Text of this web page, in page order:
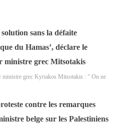
solution sans la défaite
du Hamas’, déclare le
ministre grec Mitsotakis
ministre grec Kyriakos Mitsotakis : " On ne
contre les remarques
belge sur les Palestiniens